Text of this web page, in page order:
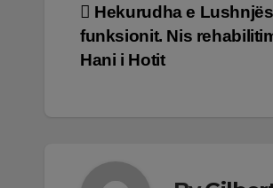
Lëvizje
te
Hekurudha e
funksionit. Nis
Hani i Hotit